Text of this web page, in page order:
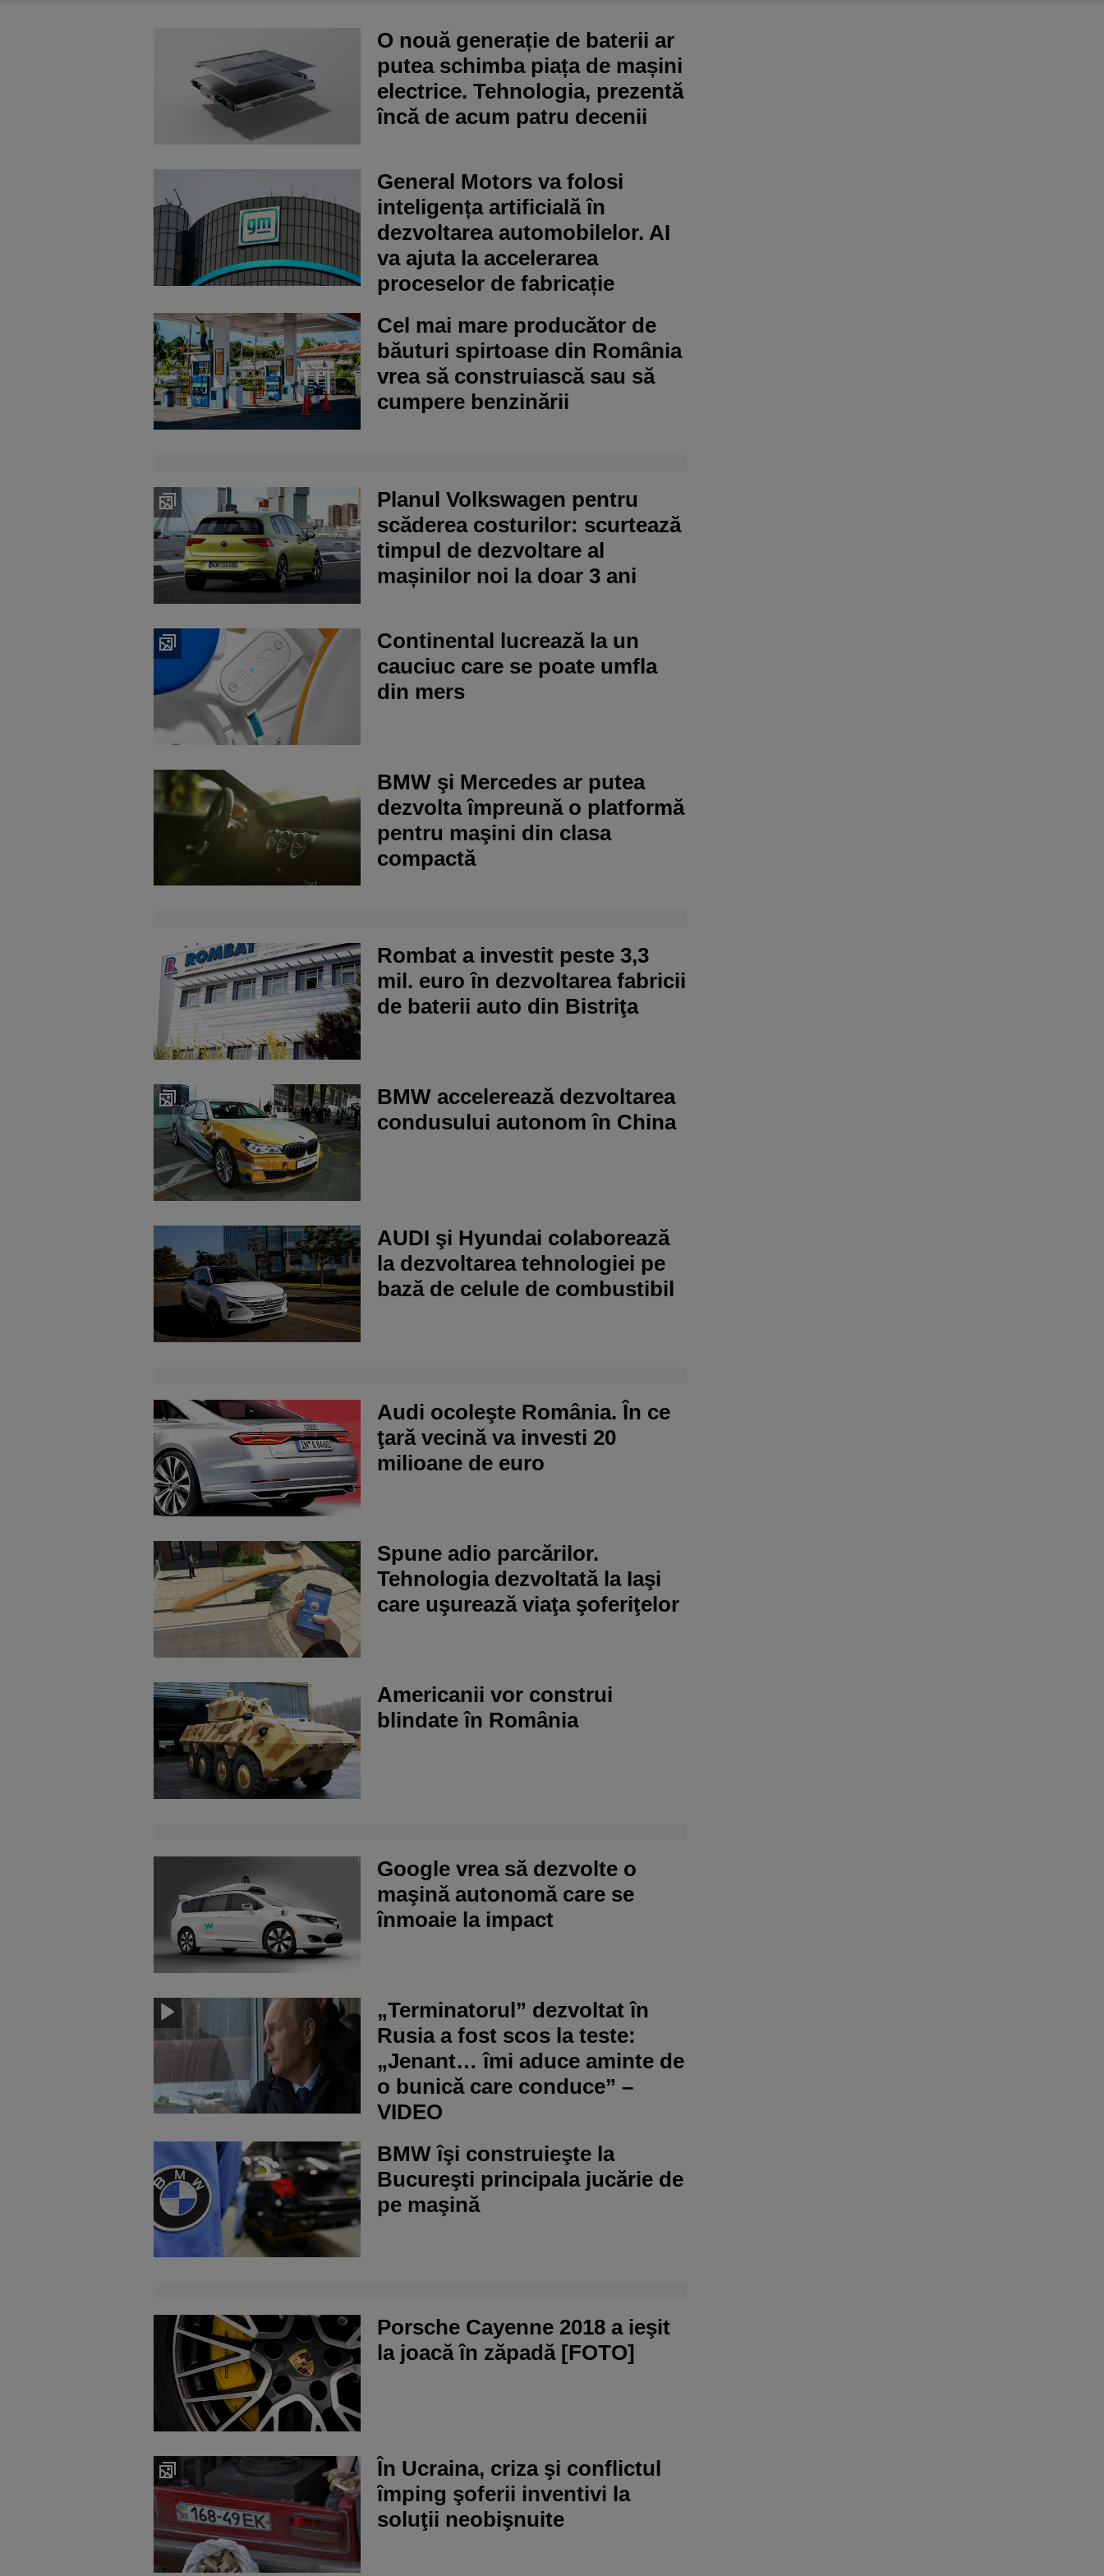
O nouă generație de baterii ar
putea schimba piața de mașini
electrice. Tehnologia, prezentă
încă de acum patru decenii
General Motors va folosi
inteligența artificială în
dezvoltarea automobilelor. AI
va ajuta la accelerarea
proceselor de fabricație
Cel mai mare producător de
băuturi spirtoase din România
vrea să construiască sau să
cumpere benzinării
Planul Volkswagen pentru
scăderea costurilor: scurtează
timpul de dezvoltare al
mașinilor noi la doar 3 ani
Continental lucrează la un
cauciuc care se poate umfla
din mers
BMW şi Mercedes ar putea
dezvolta împreună o platformă
pentru maşini din clasa
compactă
Rombat a investit peste 3,3
mil. euro în dezvoltarea fabricii
de baterii auto din Bistriţa
BMW accelerează dezvoltarea
condusului autonom în China
AUDI şi Hyundai colaborează
la dezvoltarea tehnologiei pe
bază de celule de combustibil
Audi ocoleşte România. În ce
ţară vecină va investi 20
milioane de euro
Spune adio parcărilor.
Tehnologia dezvoltată la Iaşi
care uşurează viaţa şoferiţelor
Americanii vor construi
blindate în România
Google vrea să dezvolte o
maşină autonomă care se
înmoaie la impact
„Terminatorul” dezvoltat în
Rusia a fost scos la teste:
„Jenant… îmi aduce aminte de
o bunică care conduce” –
VIDEO
BMW îşi construieşte la
Bucureşti principala jucărie de
pe maşină
Porsche Cayenne 2018 a ieşit
la joacă în zăpadă [FOTO]
În Ucraina, criza şi conflictul
împing şoferii inventivi la
soluţii neobişnuite